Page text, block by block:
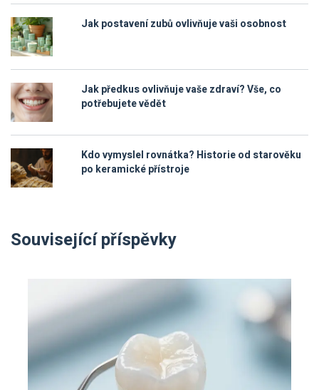
Jak postavení zubů ovlivňuje vaši osobnost
Jak předkus ovlivňuje vaše zdraví? Vše, co
potřebujete vědět
Kdo vymyslel rovnátka? Historie od starověku
po keramické přístroje
Související příspěvky